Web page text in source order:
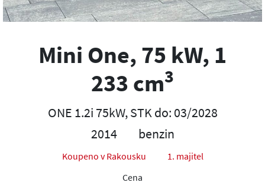
Mini One, 75 kW, 1
233 cm3
ONE 1.2i 75kW, STK do: 03/2028
2014
benzin
Koupeno v Rakousku
1. majitel
Cena